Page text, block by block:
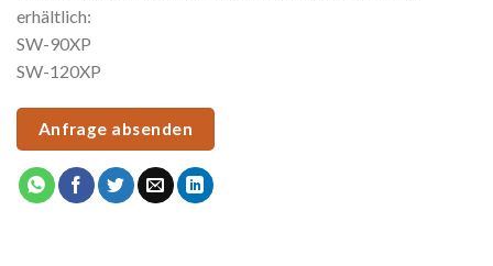
erhältlich:
SW-90XP
SW-120XP
Anfrage absenden